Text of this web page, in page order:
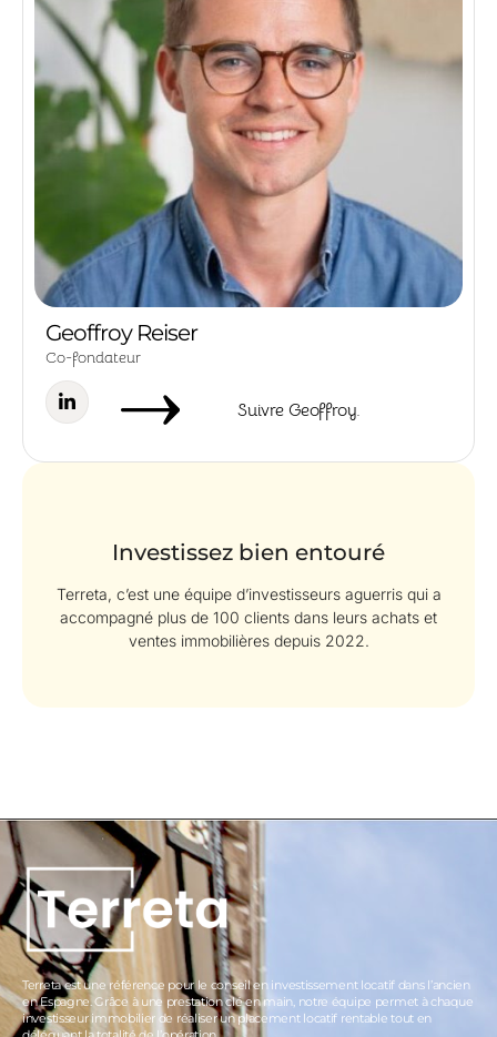
Geoffroy Reiser
Co-fondateur
Suivre Geoffroy.
Investissez bien entouré
Terreta, c’est une équipe d’investisseurs aguerris qui a
accompagné plus de 100 clients dans leurs achats et
ventes immobilières depuis 2022.
Terreta est une référence pour le conseil en investissement locatif dans l’ancien
en Espagne. Grâce à une prestation clé en main, notre équipe permet à chaque
investisseur immobilier de réaliser un placement locatif rentable tout en